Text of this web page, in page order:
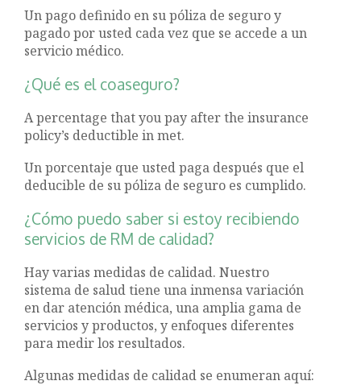
Un pago definido en su póliza de seguro y
pagado por usted cada vez que se accede a un
servicio médico.
¿Qué es el coaseguro?
A percentage that you pay after the insurance
policy’s deductible in met.
Un porcentaje que usted paga después que el
deducible de su póliza de seguro es cumplido.
¿Cómo puedo saber si estoy recibiendo
servicios de RM de calidad?
Hay varias medidas de calidad. Nuestro
sistema de salud tiene una inmensa variación
en dar atención médica, una amplia gama de
servicios y productos, y enfoques diferentes
para medir los resultados.
Algunas medidas de calidad se enumeran aquí: